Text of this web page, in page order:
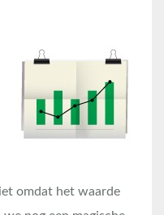
omdat het waarde